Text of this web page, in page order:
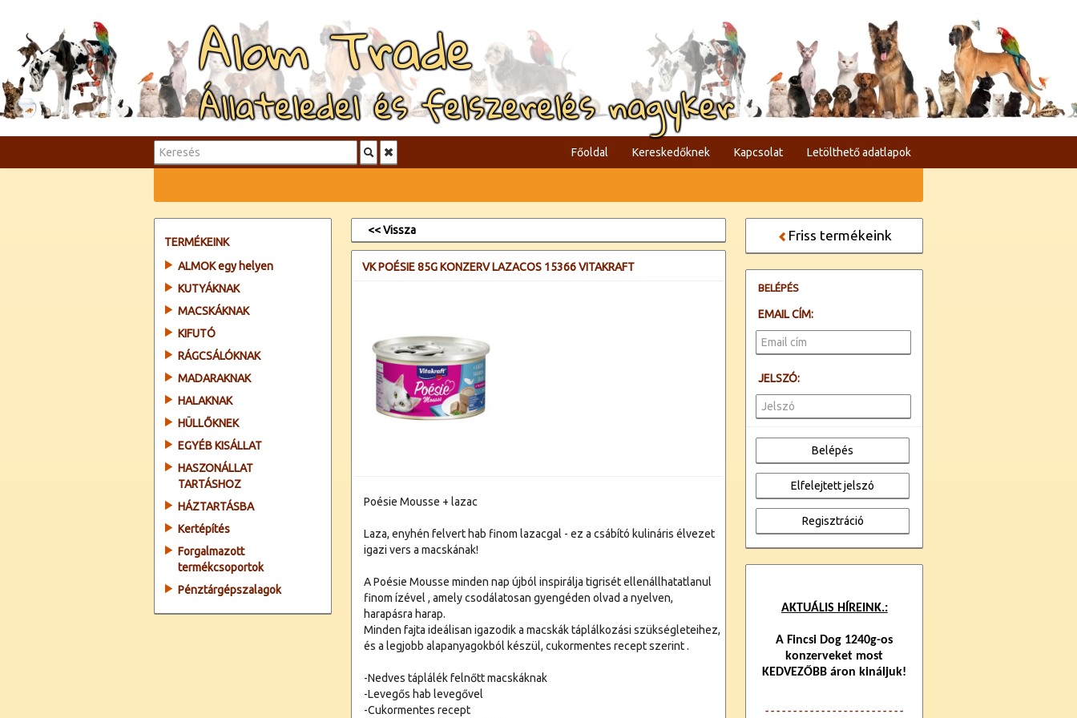
Alom Trade
Állateledel és felszerelés nagyker
Főoldal Kereskedőknek Kapcsolat Letölthető adatlapok
TERMÉKEINK
ALMOK egy helyen
KUTYÁKNAK
MACSKÁKNAK
KIFUTÓ
RÁGCSÁLÓKNAK
MADARAKNAK
HALAKNAK
HÜLLŐKNEK
EGYÉB KISÁLLAT
HASZONÁLLAT
TARTÁSHOZ
HÁZTARTÁSBA
Kertépítés
Forgalmazott
termékcsoportok
Pénztárgépszalagok
<< Vissza
VK POÉSIE 85G KONZERV LAZACOS 15366 VITAKRAFT
Poésie Mousse + lazac
Laza, enyhén felvert hab finom lazacgal - ez a csábító kulináris élvezet
igazi vers a macskának!
A Poésie Mousse minden nap újból inspirálja tigrisét ellenállhatatlanul
finom ízével , amely csodálatosan gyengéden olvad a nyelven,
harapásra harap.
Minden fajta ideálisan igazodik a macskák táplálkozási szükségleteihez,
és a legjobb alapanyagokból készül, cukormentes recept szerint .
-Nedves táplálék felnőtt macskáknak
-Levegős hab levegővel
-Cukormentes recept
Friss termékeink
BELÉPÉS
EMAIL CÍM:
JELSZÓ:
AKTUÁLIS HÍREINK.:
A Fincsi Dog 1240g-os
konzerveket most
KEDVEZŐBB áron kináljuk!
- - - - - - - - - - - - -- - - - - - - - - - - -